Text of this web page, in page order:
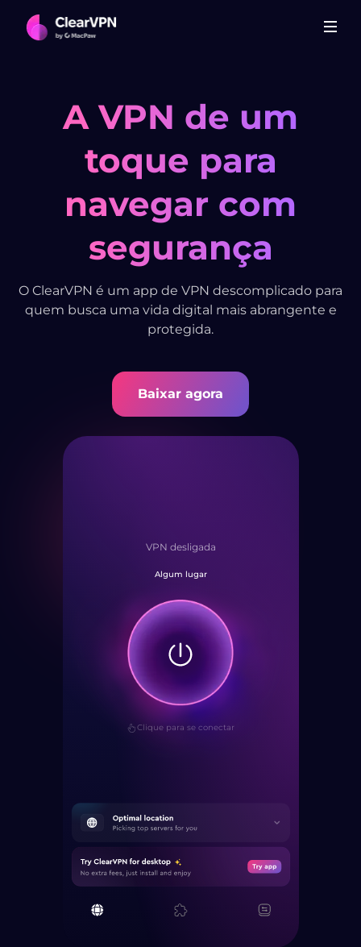
A VPN de um
toque para
navegar com
segurança
O ClearVPN é um app de VPN descomplicado para
quem busca uma vida digital mais abrangente e
protegida.
Baixar agora
VPN desligada
Algum lugar
Clique para se conectar